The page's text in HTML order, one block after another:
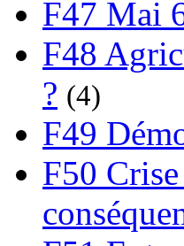
F47 Mai
F48
? (4)
F49
F50